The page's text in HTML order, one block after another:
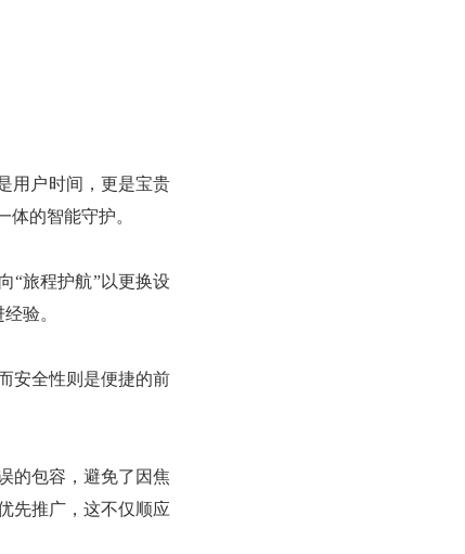
用户时间，更是宝贵
的智能守护。
“旅程护航”以更换设
验。
安全性则是便捷的前
的包容，避免了因焦
先推广，这不仅顺应